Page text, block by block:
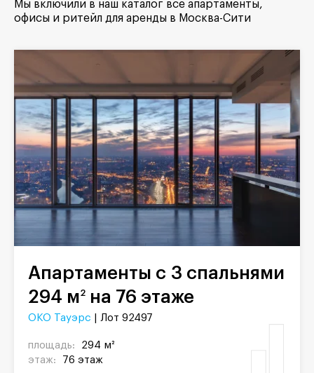
Мы включили в наш каталог все апартаменты,
офисы и ритейл для аренды в Москва-Сити
Апартаменты с 3 спальнями
294 м2 на 76 этаже
ОКО Тауэрс | Лот 92497
площадь:
294 м²
этаж:
76 этаж